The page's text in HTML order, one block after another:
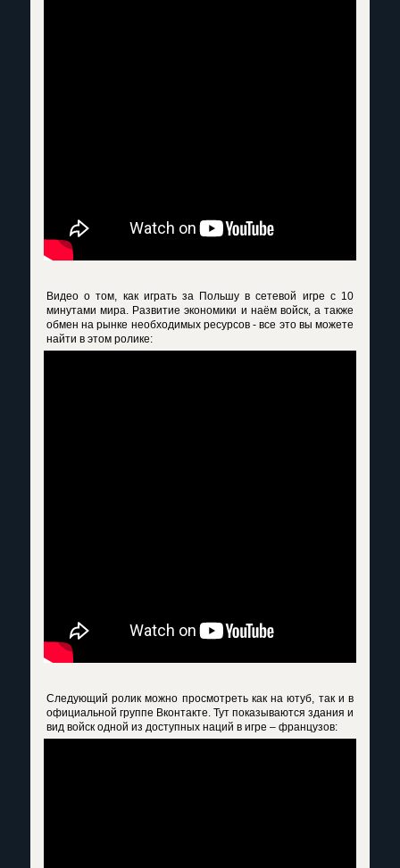
Видео о том, как играть за Польшу в сетевой игре с 10
минутами мира. Развитие экономики и наём войск, а также
обмен на рынке необходимых ресурсов - все это вы можете
найти в этом ролике:
Следующий ролик можно просмотреть как на ютуб, так и в
официальной группе Вконтакте. Тут показываются здания и
вид войск одной из доступных наций в игре – французов: